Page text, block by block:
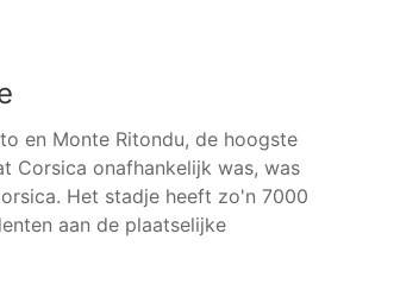
en Monte Ritondu, de hoogste
Corsica onafhankelijk was, was
Het stadje heeft zo'n 7000
aan de plaatselijke